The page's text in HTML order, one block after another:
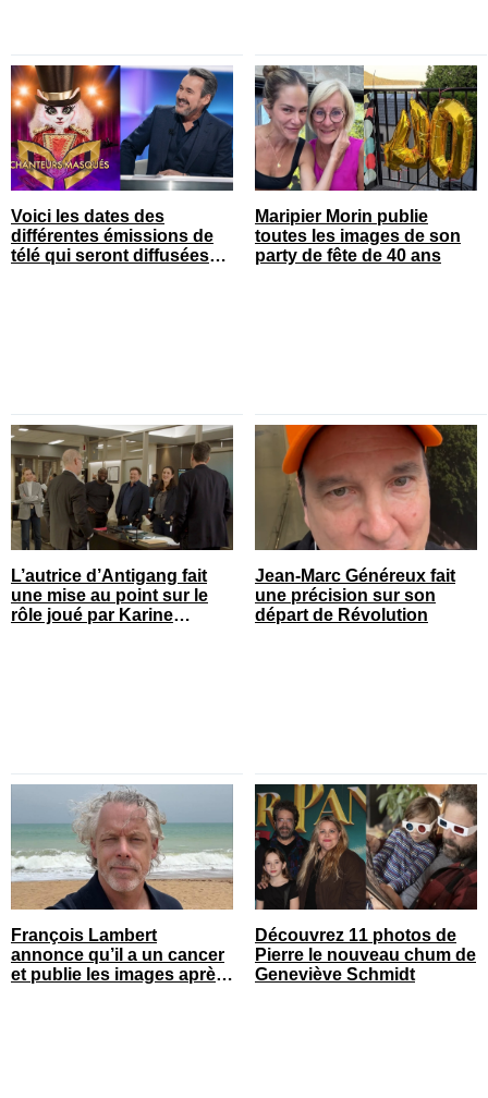
Voici les dates des
différentes émissions de
télé qui seront diffusées
Maripier Morin publie
toutes les images de son
party de fête de 40 ans
L’autrice d’Antigang fait
une mise au point sur le
rôle joué par Karine
Jean-Marc Généreux fait
une précision sur son
départ de Révolution
François Lambert
annonce qu’il a un cancer
et publie les images après
Découvrez 11 photos de
Pierre le nouveau chum de
Geneviève Schmidt